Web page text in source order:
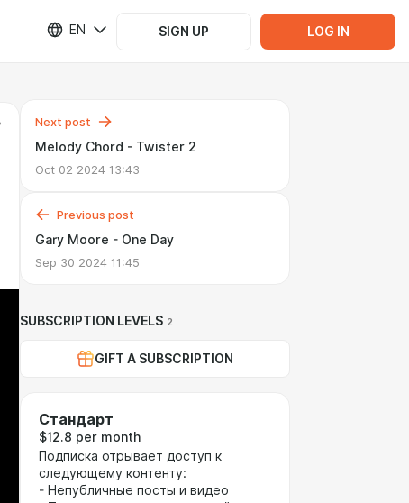
EN SIGN UP LOG IN
Next post
Melody Chord - Twister 2
Oct 02 2024 13:43
Previous post
Gary Moore - One Day
Sep 30 2024 11:45
SUBSCRIPTION LEVELS 2
GIFT A SUBSCRIPTION
Стандарт
$12.8 per month
Подписка отрывает доступ к
следующему контенту:
- Непубличные посты и видео